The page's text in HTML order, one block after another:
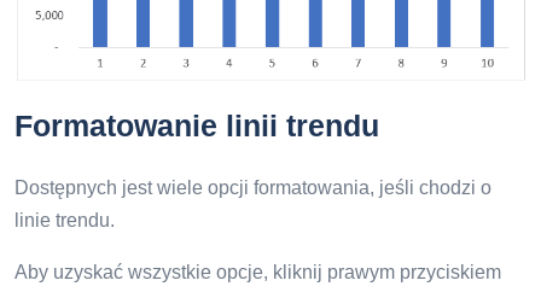
Formatowanie linii trendu
Dostępnych jest wiele opcji formatowania, jeśli chodzi o
linie trendu.
Aby uzyskać wszystkie opcje, kliknij prawym przyciskiem